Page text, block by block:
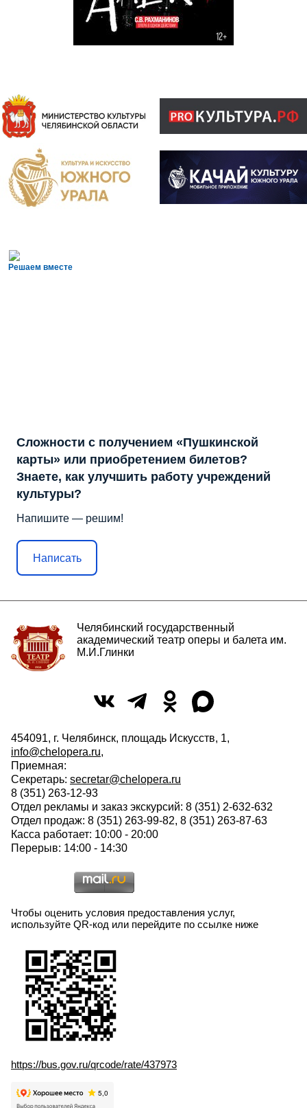
Решаем вместе
Сложности с получением «Пушкинской
карты» или приобретением билетов?
Знаете, как улучшить работу учреждений
культуры?
Напишите — решим!
Написать
Челябинский государственный
академический театр оперы и балета им.
М.И.Глинки
454091, г. Челябинск, площадь Искусств, 1,
info@chelopera.ru,
Приемная:
Секретарь: secretar@chelopera.ru
8 (351) 263-12-93
Отдел рекламы и заказ экскурсий: 8 (351) 2-632-632
Отдел продаж: 8 (351) 263-99-82, 8 (351) 263-87-63
Касса работает: 10:00 - 20:00
Перерыв: 14:00 - 14:30
Чтобы оценить условия предоставления услуг,
используйте QR-код или перейдите по ссылке ниже
https://bus.gov.ru/qrcode/rate/437973